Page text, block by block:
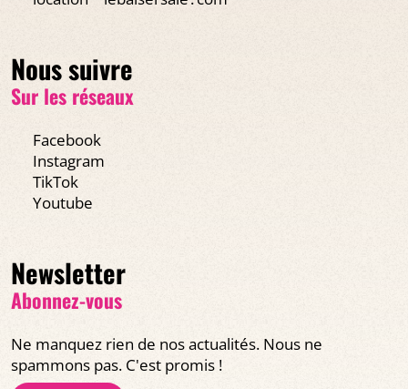
Nous suivre
Sur les réseaux
Facebook
Instagram
TikTok
Youtube
Newsletter
Abonnez-vous
Ne manquez rien de nos actualités. Nous ne
spammons pas. C'est promis !